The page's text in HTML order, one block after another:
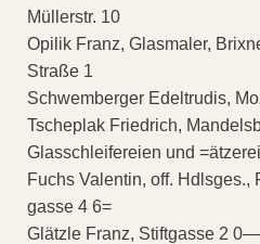
Müllerstr. 10
Opilik Franz, Glasmaler,
Straße 1
Schwemberger Edeltrudis,
Tscheplak Friedrich,
Glasschleifereien und
Fuchs Valentin, off. Hdlsges.,
gasse 4 6=
Glätzle Franz, Stiftgasse 2 0—